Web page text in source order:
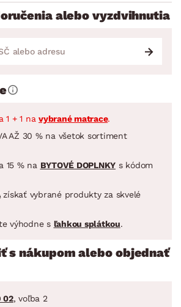
alebo vyzdvihnutia
1 + 1 na vybrané matrace.
AŽ 30 % na všetok sortiment
15 % na BYTOVÉ DOPLNKY s kódom
získať vybrané produkty za skvelé
výhodne s ľahkou splátkou.
s nákupom alebo objednať
02, voľba 2